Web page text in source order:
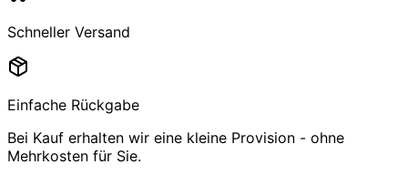
Schneller Versand
Einfache Rückgabe
Bei Kauf erhalten wir eine kleine Provision - ohne
Mehrkosten für Sie.